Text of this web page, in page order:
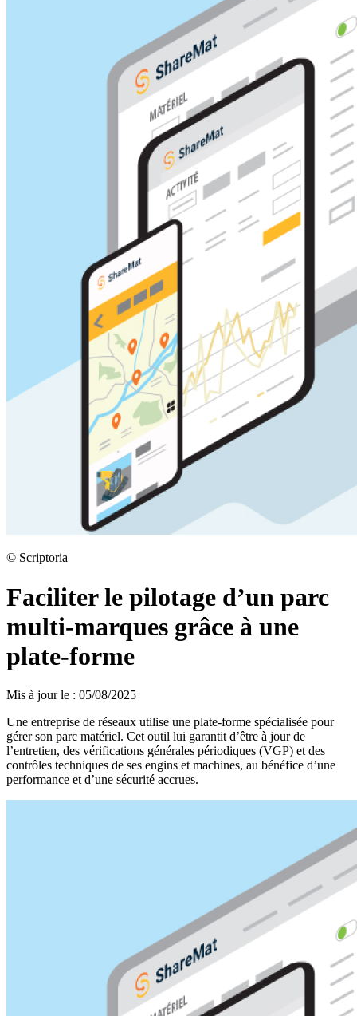
© Scriptoria
Faciliter le pilotage d’un parc
multi-marques grâce à une
plate-forme
Mis à jour le : 05/08/2025
Une entreprise de réseaux utilise une plate-forme spécialisée pour
gérer son parc matériel. Cet outil lui garantit d’être à jour de
l’entretien, des vérifications générales périodiques (VGP) et des
contrôles techniques de ses engins et machines, au bénéfice d’une
performance et d’une sécurité accrues.